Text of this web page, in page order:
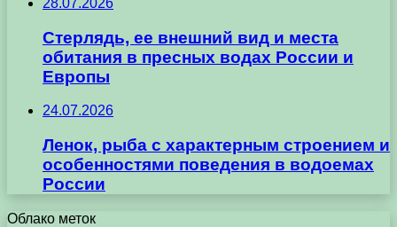
28.07.2026
Стерлядь, ее внешний вид и места
обитания в пресных водах России и
Европы
24.07.2026
Ленок, рыба с характерным строением и
особенностями поведения в водоемах
России
Облако меток